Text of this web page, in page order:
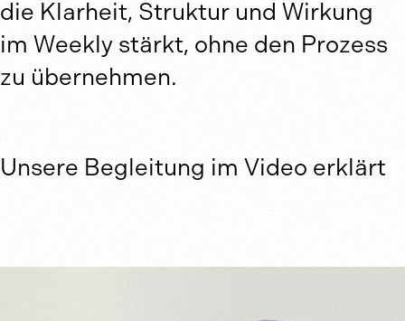
die Klarheit, Struktur und Wirkung
im Weekly stärkt, ohne den Prozess
zu übernehmen.
Unsere Begleitung im Video erklärt